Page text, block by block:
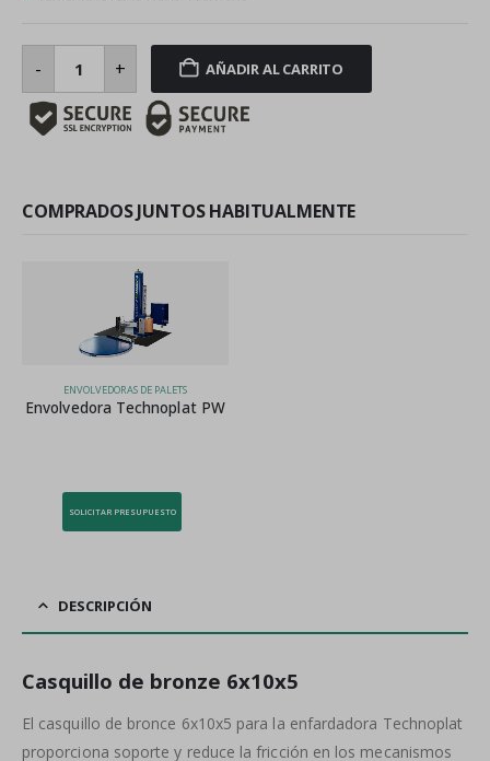
-
Casquillo
bronze
6x10x5
cantidad
+ AÑADIR AL CARRITO
COMPRADOS JUNTOS HABITUALMENTE
ENVOLVEDORAS DE PALETS
Envolvedora Technoplat PW
SOLICITAR PRESUPUESTO
DESCRIPCIÓN
Casquillo de bronze 6x10x5
El casquillo de bronce 6x10x5 para la enfardadora Technoplat
proporciona soporte y reduce la fricción en los mecanismos